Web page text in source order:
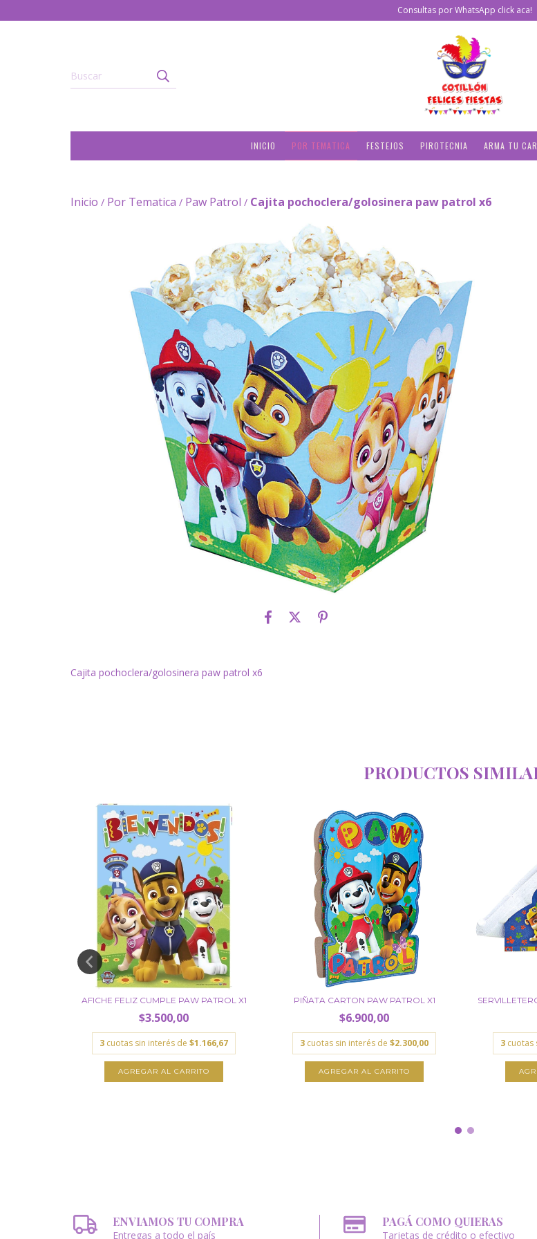
Consultas por WhatsApp click aca!
INICIO POR TEMATICA FESTEJOS PIROTECNIA ARMA TU
Inicio / Por Tematica / Paw Patrol / Cajita pochoclera/golosinera paw patrol x6
Cajita pochoclera/golosinera paw patrol x6
PRODUCTOS
AFICHE FELIZ CUMPLE PAW PATROL X1
$3.500,00
3 cuotas sin interés de $1.166,67
PIÑATA CARTON PAW PATROL X1
$6.900,00
3 cuotas sin interés de $2.300,00 3 cuotas
ENVIAMOS TU COMPRA
Entregas a todo el país
PAGÁ COMO QUIERAS
Tarjetas de crédito o efectivo